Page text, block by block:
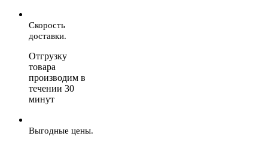
Скорость
доставки.
Отгрузку
товара
производим в
течении 30
минут
Выгодные цены.